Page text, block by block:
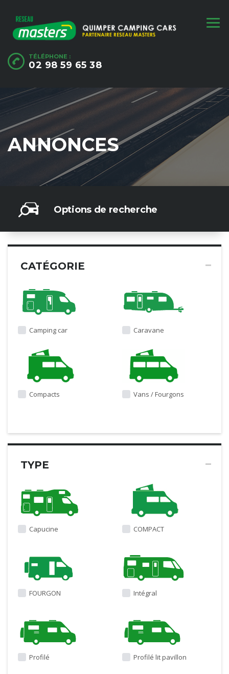
TÉLÉPHONE :
02 98 59 65 38
ANNONCES
Options de recherche
CATÉGORIE
Camping car Caravane
Compacts Vans / Fourgons
TYPE
Capucine COMPACT
FOURGON Intégral
Profilé Profilé lit pavillon